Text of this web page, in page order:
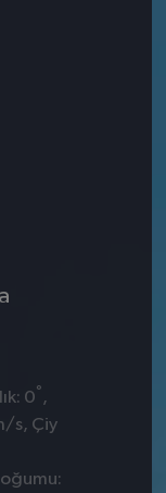
0° ,
s, Çiy